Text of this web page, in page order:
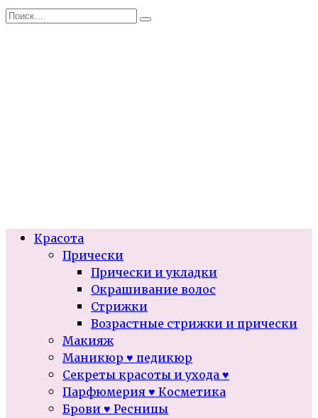
Перейти
Search
Красота
Прически
Прически и укладки
Окрашивание волос
Стрижки
Возрастные стрижки и прически
Макияж
Маникюр ♥ педикюр
Секреты красоты и ухода ♥
Парфюмерия ♥ Косметика
Брови ♥ Ресницы